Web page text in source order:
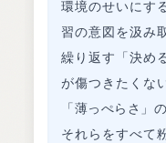
環境のせいにす
習の意図を汲み
繰り返す「決め
が傷つきたくな
「薄っぺらさ」
それらをすべて